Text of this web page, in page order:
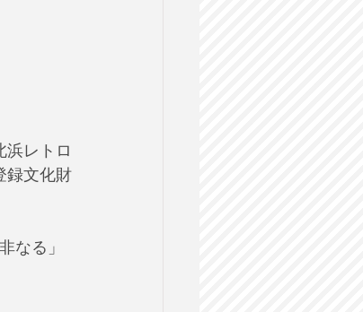
レトロ
録文化財
なる」